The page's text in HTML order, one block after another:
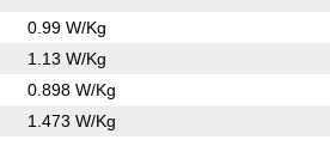
0.99 W/Kg
1.13 W/Kg
0.898 W/Kg
1.473 W/Kg